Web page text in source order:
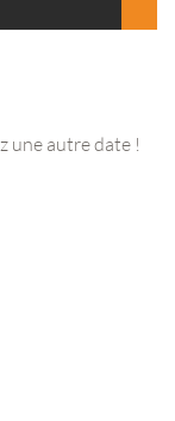
une autre date !